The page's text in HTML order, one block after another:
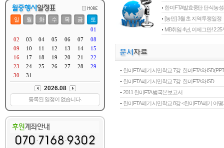
한미FTA발효중단 단식농
[농민] 3월 초 지역투쟁일정
MB취임 4년, 이제그만!
한미FTA폐기 시민학교 7강. 한미FTA와
한미FTA폐기 시민학교 7강. 한미FTA와 ISD
2011 한미FTA 범국본보고서
한미FTA폐기 시민학교 8강 <한미FTA폐기 어